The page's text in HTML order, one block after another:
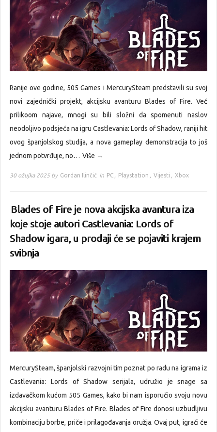
Ranije ove godine, 505 Games i MercurySteam predstavili su svoj
novi zajednički projekt, akcijsku avanturu Blades of Fire. Već
prilikoom najave, mnogi su bili složni da spomenuti naslov
neodoljivo podsjeća na igru Castlevania: Lords of Shadow, raniji hit
ovog španjolskog studija, a nova gameplay demonstracija to još
jednom potvrđuje, no… Više →
30 ožujka 2025 by Gordan Ilinčić in PC , Playstation , Vijesti , Xbox
Blades of Fire je nova akcijska avantura iza
koje stoje autori Castlevania: Lords of
Shadow igara, u prodaji će se pojaviti krajem
svibnja
MercurySteam, španjolski razvojni tim poznat po radu na igrama iz
Castlevania: Lords of Shadow serijala, udružio je snage sa
izdavačkom kućom 505 Games, kako bi nam isporučio svoju novu
akcijsku avanturu Blades of Fire. Blades of Fire donosi uzbudljivu
kombinaciju borbe, priče i prilagođavanja oružja. Ovaj put, igrači će